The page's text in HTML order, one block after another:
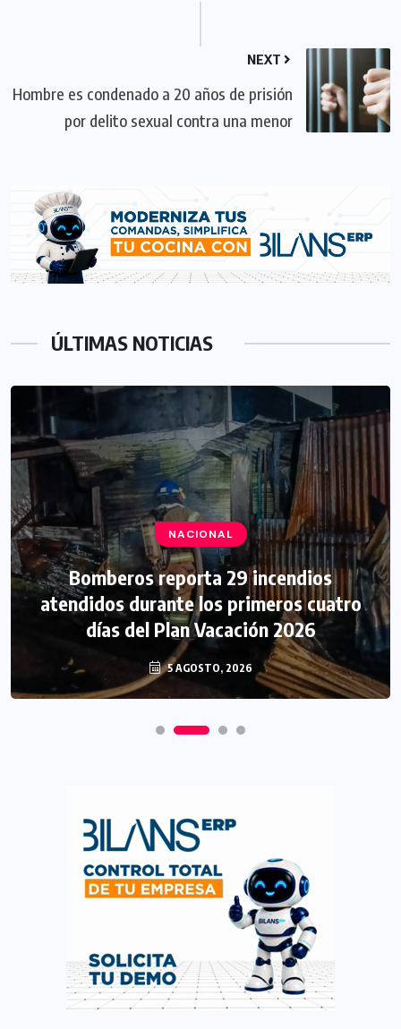
NEXT
Hombre es condenado a 20 años de prisión
por delito sexual contra una menor
ÚLTIMAS NOTICIAS
NACIONAL
Bomberos reporta 29 incendios
atendidos durante los primeros cuatro
días del Plan Vacación 2026
5 AGOSTO, 2026